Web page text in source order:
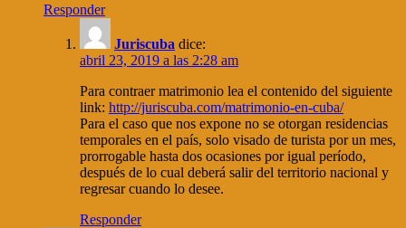
Responder
Juriscuba dice:
abril 23, 2019 a las 2:28 am
Para contraer matrimonio lea el contenido del siguiente
link: http://juriscuba.com/matrimonio-en-cuba/
Para el caso que nos expone no se otorgan residencias
temporales en el país, solo visado de turista por un mes,
prorrogable hasta dos ocasiones por igual período,
después de lo cual deberá salir del territorio nacional y
regresar cuando lo desee.
Responder